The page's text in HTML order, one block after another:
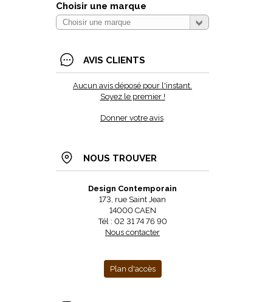
Choisir une marque
AVIS CLIENTS
Aucun avis déposé pour l'instant.
Soyez le premier !
Donner votre avis
NOUS TROUVER
Design Contemporain
173, rue Saint Jean
14000 CAEN
Tél : 02 31 74 76 90
Nous contacter
Plan d'accès